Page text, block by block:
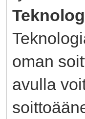
oman
avulla